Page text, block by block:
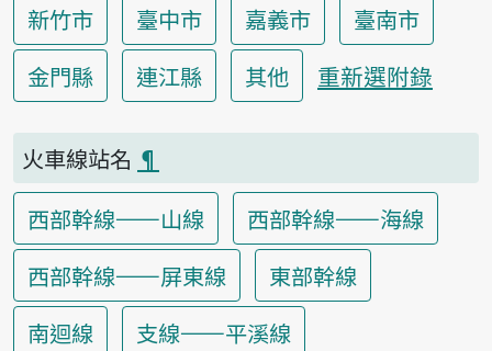
新竹市
臺中市 嘉義市
臺南市
金門縣
連江縣 其他 重新選附錄
火車線站名 ¶
西部幹線——山線
西部幹線——海線
西部幹線——屏東線
東部幹線
南迴線
支線——平溪線